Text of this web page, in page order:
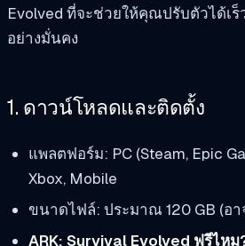
Evolved ที่จะช่วยให้คุณปรับตัวได้เ
อย่างมั่นคง
1. ดาวน์โหลดและติดตั้ง
แพลตฟอร์ม: PC (Steam, Epic
Xbox, Mobile
ขนาดไฟล์: ประมาณ 120 GB (อ
ARK: Survival Evolved ฟรีไหม